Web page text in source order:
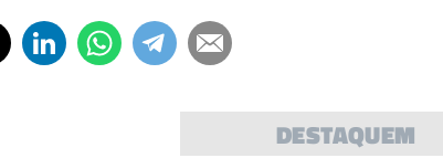
DESTAQUEM